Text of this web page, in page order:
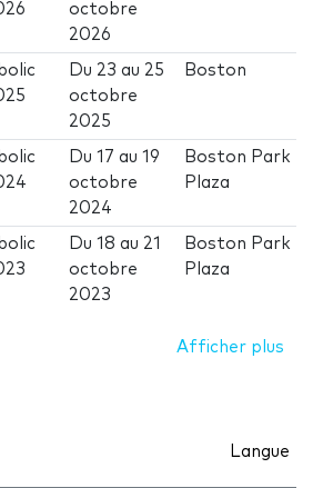
octobre
2026
Du 23 au 25
octobre
2025
Boston
Du17 au19
octobre
2024
Boston Park
Plaza
Du18 au 21
octobre
2023
Boston Park
Plaza
Afficher plus
Langue